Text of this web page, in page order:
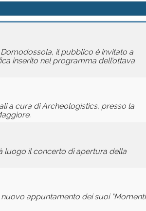
il pubblico è invitato a
inserito nel programma dell’ottava
a cura di Archeologistics, presso la
luogo il concerto di apertura della
appuntamento dei suoi "Momenti